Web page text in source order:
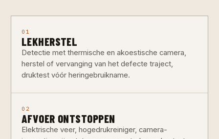
01
LEKHERSTEL
Detectie met thermische en akoestische camera,
herstel of vervanging van het defecte traject,
druktest vóór heringebruikname.
02
AFVOER ONTSTOPPEN
Elektrische veer, hogedrukreiniger, camera-